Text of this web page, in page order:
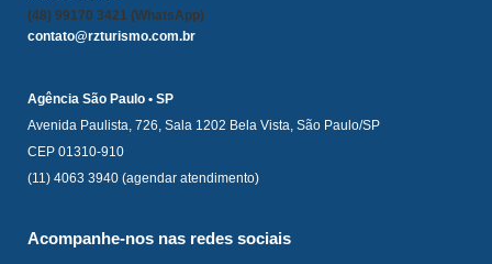
(48) 99170 3421 (WhatsApp)
contato@rzturismo.com.br
Agência São Paulo • SP
Avenida Paulista, 726, Sala 1202 Bela Vista, São Paulo/SP
CEP 01310-910
(11) 4063 3940 (agendar atendimento)
Acompanhe-nos nas redes sociais